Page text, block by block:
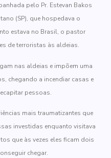
pelo Pr. Estevan Bakos
(SP), que hospedava o
estava no Brasil, o pastor
de terroristas às aldeias.
nas aldeias e impõem uma
chegando a incendiar casas e
pessoas.
mais traumatizantes que
investidas enquanto visitava
que às vezes eles ficam dois
chegar.